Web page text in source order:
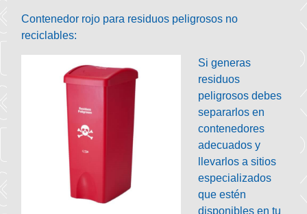
Contenedor rojo para residuos peligrosos no
reciclables:
Si generas
residuos
peligrosos debes
separarlos en
contenedores
adecuados y
llevarlos a sitios
especializados
que estén
disponibles en tu